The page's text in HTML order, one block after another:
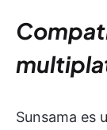
Sunsama es